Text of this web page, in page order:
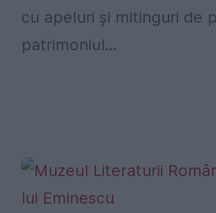
cu apeluri și mitinguri de
patrimoniul...